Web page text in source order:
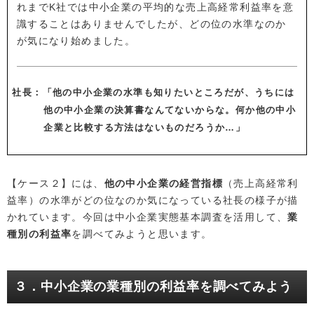
れまでK社では中小企業の平均的な売上高経常利益率を意
識することはありませんでしたが、どの位の水準なのか
が気になり始めました。
社長 ：「他の中小企業の水準も知りたいところだが、うちには
他の中小企業の決算書なんてないからな。何か他の中小
企業と比較する方法はないものだろうか…」
【ケース２】には、 他の中小企業の経営指標 （売上高経常利
益率）の水準がどの位なのか気になっている社長の様子が描
かれています。今回は中小企業実態基本調査を活用して、業
種別の利益率を調べてみようと思います。
３．中小企業の業種別の利益率を調べてみよう